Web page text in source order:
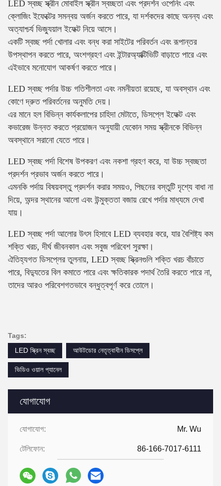
যোগাযোগ
যোগাযোগ: Mr. Wu
টেলিফোন: 86-166-7017-6111
LED স্বচ্ছ স্ক্রীন মোবাইল স্ক্রীন স্বচ্ছতা এবং প্রদর্শন ওপেনিং এবং
ক্লোজিং ইফেক্টের সমন্বয় অর্জন করতে পারে, যা দর্শকদের কাছে অনন্য এবং
অত্যাশ্চর্য ভিজ্যুয়াল ইফেক্ট নিয়ে আসে।
একটি স্বচ্ছ পর্দা খোলার এবং বন্ধ করা সাইটের পরিবর্তন এবং রূপান্তর
উপস্থাপন করতে পারে, অংশগ্রহণ এবং ইন্টারঅ্যাক্টিভিটি বাড়াতে পারে এবং
এইভাবে মনোযোগ আকর্ষণ করতে পারে।
LED স্বচ্ছ পর্দার উচ্চ গতিশীলতা এবং নমনীয়তা রয়েছে, যা অবস্থান এবং
কোণে দ্রুত পরিবর্তনের অনুমতি দেয়।
এর মানে হল বিভিন্ন কার্যকলাপের চাহিদা মেটাতে, ডিসপ্লে ইফেক্ট এবং
কভারেজ উন্নত করতে প্রয়োজন অনুযায়ী যেকোন সময় স্ক্রীনকে বিভিন্ন
অবস্থানে সরানো যেতে পারে।
LED স্বচ্ছ পর্দা বিশেষ উপকরণ এবং নকশা গ্রহণ করে, যা উচ্চ স্বচ্ছতা
প্রদর্শন প্রভাব অর্জন করতে পারে।
এমনকি পর্দায় বিষয়বস্তু প্রদর্শন করার সময়ও, পিছনের বস্তুটি দৃশ্যে বাধা না
দিয়ে, অন্দর স্থানের আলো এবং উন্মুক্ততা বজায় রেখে পর্দার মাধ্যমে দেখা
যায়।
LED স্বচ্ছ পর্দা আলোর উৎস হিসাবে LED ব্যবহার করে, যার বৈশিষ্ট্য কম
শক্তি খরচ, দীর্ঘ জীবনকাল এবং সবুজ পরিবেশ সুরক্ষা।
ঐতিহ্যগত ডিসপ্লের তুলনায়, LED স্বচ্ছ স্ক্রিনগুলি শক্তি খরচ বাঁচাতে
পারে, বিদ্যুতের বিল কমাতে পারে এবং ক্ষতিকারক পদার্থ তৈরি করতে পারে না,
তাদের আরও পরিবেশগতভাবে বন্ধুত্বপূর্ণ করে তোলে।
Tags:
LED স্ক্রিন স্বচ্ছ
আউটডোর নেতৃত্বাধীন ডিসপ্লে
ভিডিও ওয়াল প্যানেল